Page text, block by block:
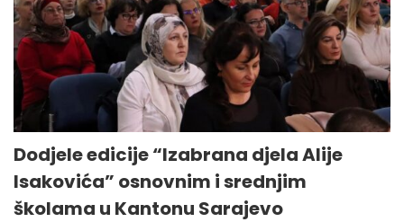
Dodjele edicije “Izabrana djela Alije
Isakovića” osnovnim i srednjim
školama u Kantonu Sarajevo